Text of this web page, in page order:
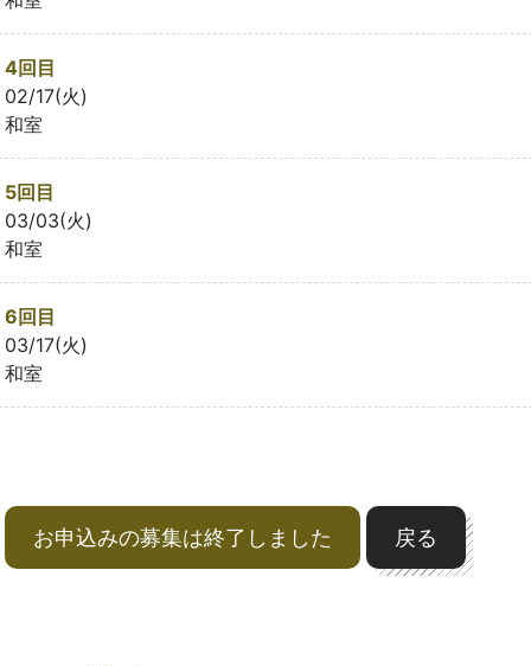
4回目
02/17(火)
和室
5回目
03/03(火)
和室
6回目
03/17(火)
和室
お申込みの募集は終了しました 戻る